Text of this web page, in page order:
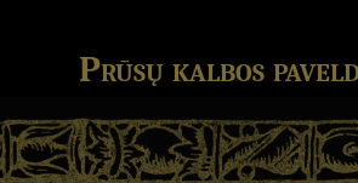
Prūsų kalbos